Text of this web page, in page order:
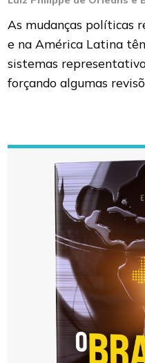
As mudanças políticas
e na América Latina
sistemas
forçando algumas